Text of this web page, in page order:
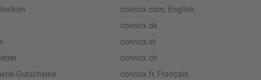
Gutscheine
connox.com, English
connox.de
connox.at
connox.ch
connox.fr, Français